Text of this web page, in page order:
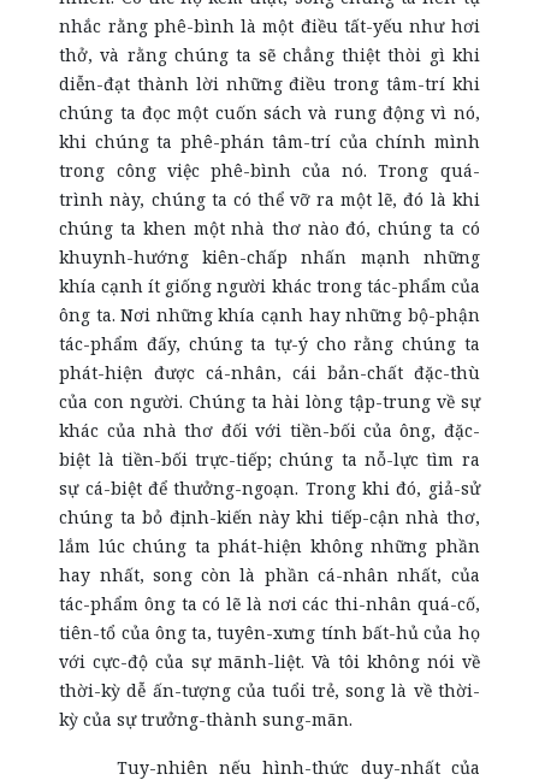
nhắc rằng phê-bình là một điều tất-yếu như hơi
thở, và rằng chúng ta sẽ chẳng thiệt thòi gì khi
diễn-đạt thành lời những điều trong tâm-trí khi
chúng ta đọc một cuốn sách và rung động vì nó,
khi chúng ta phê-phán tâm-trí của chính mình
trong công việc phê-bình của nó. Trong quá-
trình này, chúng ta có thể vỡ ra một lẽ, đó là khi
chúng ta khen một nhà thơ nào đó, chúng ta có
khuynh-hướng kiên-chấp nhấn mạnh những
khía cạnh ít giống người khác trong tác-phẩm của
ông ta. Nơi những khía cạnh hay những bộ-phận
tác-phẩm đấy, chúng ta tự-ý cho rằng chúng ta
phát-hiện được cá-nhân, cái bản-chất đặc-thù
của con người. Chúng ta hài lòng tập-trung về sự
khác của nhà thơ đối với tiền-bối của ông, đặc-
biệt là tiền-bối trực-tiếp; chúng ta nỗ-lực tìm ra
sự cá-biệt để thưởng-ngoạn. Trong khi đó, giả-sử
chúng ta bỏ định-kiến này khi tiếp-cận nhà thơ,
lắm lúc chúng ta phát-hiện không những phần
hay nhất, song còn là phần cá-nhân nhất, của
tác-phẩm ông ta có lẽ là nơi các thi-nhân quá-cố,
tiên-tổ của ông ta, tuyên-xưng tính bất-hủ của họ
với cực-độ của sự mãnh-liệt. Và tôi không nói về
thời-kỳ dễ ấn-tượng của tuổi trẻ, song là về thời-
kỳ của sự trưởng-thành sung-mãn.
Tuy-nhiên nếu hình-thức duy-nhất của